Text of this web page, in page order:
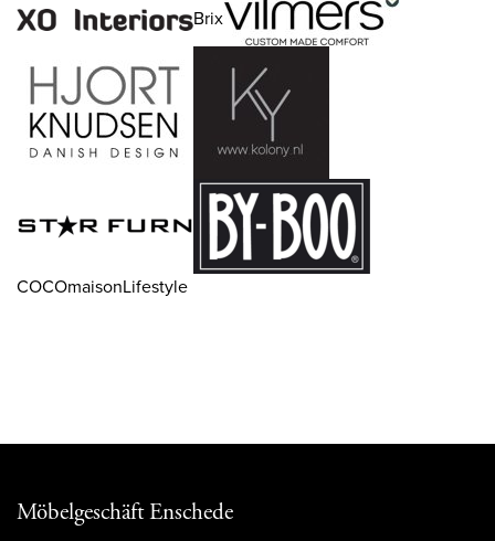
Brix
COCOmaisonLifestyle
Möbelgeschäft Enschede